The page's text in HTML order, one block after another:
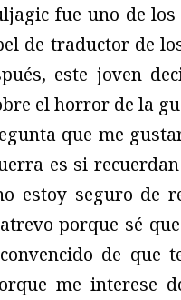
fue uno de
de traductor de
este joven
el horror de la
que me
es si
estoy seguro de
porque sé
de que
me interese